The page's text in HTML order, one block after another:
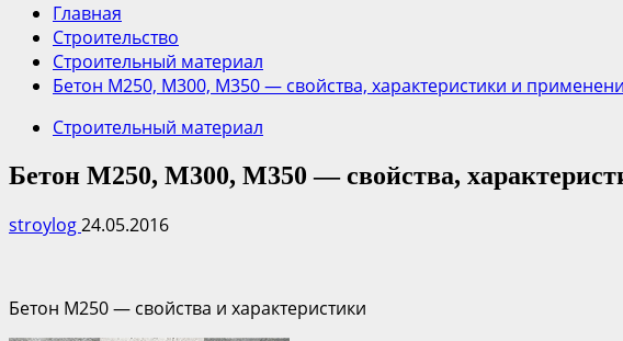
Главная
Строительство
Строительный материал
Бетон М250, М300, М350 — свойства, характеристики и
Строительный материал
Бетон М250, М300, М350 — свойства,
stroylog24.05.2016
Бетон М250 — свойства и характеристики